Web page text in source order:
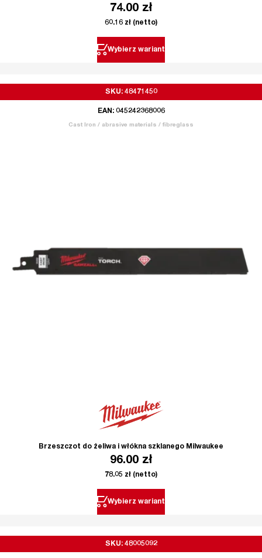
74.00 zł
60.16 zł (netto)
Wybierz wariant
SKU: 48471450
EAN: 045242368006
Cast Iron / abrasive materials / fibreglass
Brzeszczot do żeliwa i włókna szklanego Milwaukee
96.00 zł
78.05 zł (netto)
Wybierz wariant
SKU: 48005092